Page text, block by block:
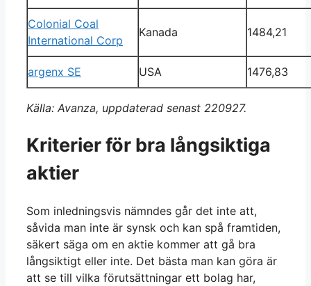
Colonial Coal
International Corp
Kanada 1484,21
argenx SE USA 1476,83
Källa: Avanza, uppdaterad senast 220927.
Kriterier för bra långsiktiga
aktier
Som inledningsvis nämndes går det inte att,
såvida man inte är synsk och kan spå framtiden,
säkert säga om en aktie kommer att gå bra
långsiktigt eller inte. Det bästa man kan göra är
att se till vilka förutsättningar ett bolag har,